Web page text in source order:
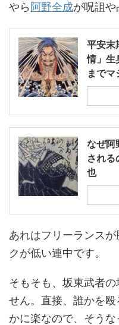
やら 阿野全成が呪詛や
平安末
情」生
までマ
なぜ阿
され
也
あれはフリーランス
クが低い連中です。
そもそも、坂東武者
せん。直接、誰かを
かに楽なので、そう